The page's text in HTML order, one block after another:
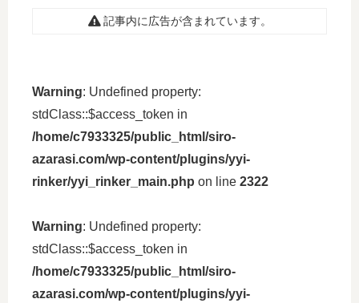
記事内に広告が含まれています。
Warning: Undefined property:
stdClass::$access_token in
/home/c7933325/public_html/siro-
azarasi.com/wp-content/plugins/yyi-
rinker/yyi_rinker_main.php on line 2322
Warning: Undefined property:
stdClass::$access_token in
/home/c7933325/public_html/siro-
azarasi.com/wp-content/plugins/yyi-